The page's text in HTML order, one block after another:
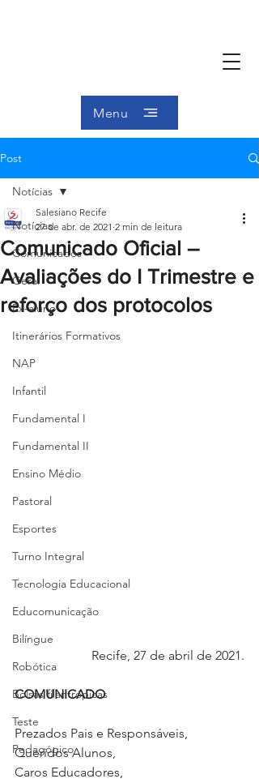
Menu
Post
Notícias
Comunicados
Geral
Ex-aluno
Itinerários Formativos
NAP
Infantil
Fundamental I
Fundamental II
Ensino Médio
Pastoral
Esportes
Turno Integral
Tecnologia Educacional
Educomunicação
Bilíngue
Robótica
Bolsas filantrópicas
Teste
Pedagógico
Notícias
Comunicado Oficial –
Avaliações do I Trimestre e
reforço dos protocolos
Salesiano Recife
27 de abr. de 2021 2 min de leitura
Recife, 27 de abril de 2021.
COMUNICADO
Prezados Pais e Responsáveis,
Queridos Alunos,
Caros Educadores,